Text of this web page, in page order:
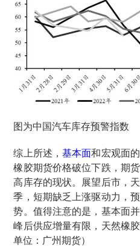
图为中国汽车库存预警指数
综上所述，基本面和宏观面
橡胶期货价格破位下跌，期
高库存的现状。展望后市，
季，短期缺乏上涨驱动力，
势。值得注意的是，基本面
峰后供应增量有限，天然橡
单位：广州期货）